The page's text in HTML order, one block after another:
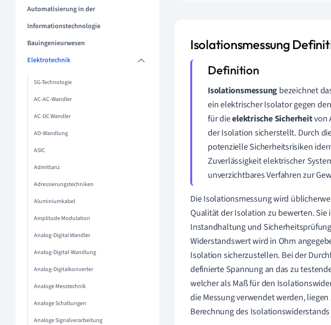
Automatisierung in der
Informationstechnologie
Bauingenieurwesen
Elektrotechnik
5G-Technologie
AC-AC-Wandler
AC-DC Wandler
AD-Wandlung
ASIC
Admittanz
Adressierungstechniken
Aluminiumkabel
Amplitude Modulation
Analog-Digital Wandler
Analog-Digital-Wandlung
Analog-Digitalkonverter
Analoge Messtechnik
Analoge Schaltungen
Analoge Signalverarbeitung
Isolationsmessung
Isolationsmessung bezeichnet
ein elektrischer Isolator gegen
für dieelektrische Sicherheitvon
der Isolation sicherstellt. Durch
potenzielle Sicherheitsrisiken
Zuverlässigkeit elektrischer
unverzichtbares Verfahren zur
Die Isolationsmessung wird
Qualität der Isolation zu bewerten. Sie
Instandhaltung und
Widerstandswert wird in Ohm
Isolation sicherzustellen. Bei der
definierte Spannung an das zu
welcher als Maß für den
die Messung verwendet werden,
Berechnung des